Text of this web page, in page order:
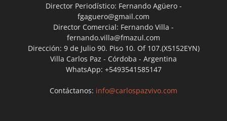
Director Periodístico: Fernando Agüero -
fgaguero@gmail.com
Director Comercial: Fernando Villa -
fernando.villa@fmazul.com
Dirección: 9 de Julio 90. Piso 10. Of 107.(X5152EYN)
Villa Carlos Paz - Córdoba - Argentina
WhatsApp: +5493541585147
Contáctanos: info@carlospazvivo.com